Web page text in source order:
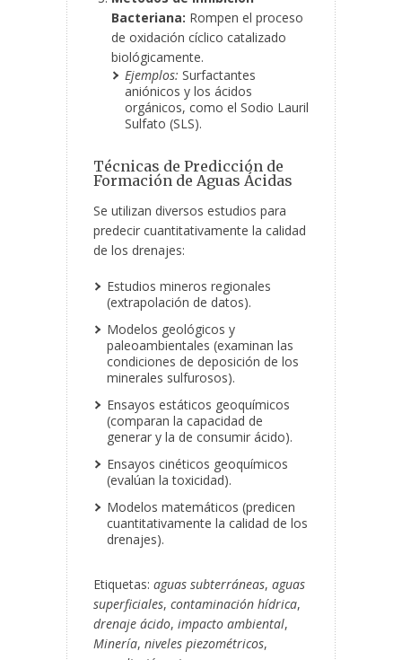
Bacteriana: Rompen el proceso
de oxidación cíclico catalizado
biológicamente.
Ejemplos: Surfactantes
aniónicos y los ácidos
orgánicos, como el Sodio Lauril
Sulfato (SLS).
Técnicas de Predicción de
Formación de Aguas Ácidas
Se utilizan diversos estudios para
predecir cuantitativamente la calidad
de los drenajes:
Estudios mineros regionales
(extrapolación de datos).
Modelos geológicos y
paleoambientales (examinan las
condiciones de deposición de los
minerales sulfurosos).
Ensayos estáticos geoquímicos
(comparan la capacidad de
generar y la de consumir ácido).
Ensayos cinéticos geoquímicos
(evalúan la toxicidad).
Modelos matemáticos (predicen
cuantitativamente la calidad de los
drenajes).
Etiquetas: aguas subterráneas, aguas
superficiales, contaminación hídrica,
drenaje ácido, impacto ambiental,
Minería, niveles piezométricos,